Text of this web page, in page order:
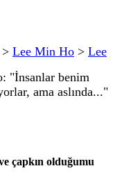
> Lee Min Ho > Lee
"İnsanlar benim
ama aslında..."
çapkın olduğumu